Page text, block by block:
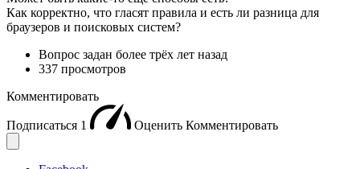
Как корректно, что гласят правила и есть ли разница для
браузеров и поисковых систем?
Вопрос задан более трёх лет назад
337 просмотров
Комментировать
Подписаться 1 Оценить Комментировать